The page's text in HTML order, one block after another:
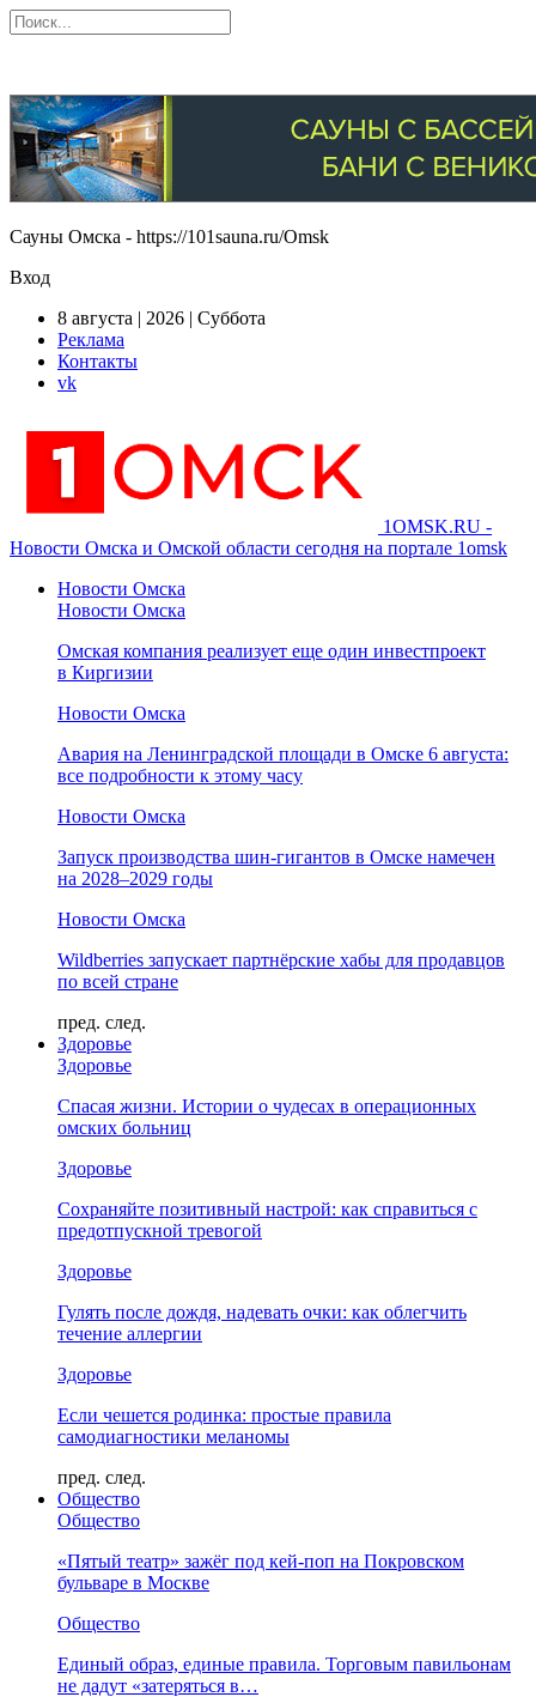
Сауны Омска - https://101sauna.ru/Omsk
Вход
8 августа | 2026 | Суббота
Реклама
Контакты
vk
1OMSK.RU -
Новости Омска и Омской области сегодня на портале 1omsk
Новости Омска
Новости Омска
Омская компания реализует еще один инвестпроект
в Киргизии
Новости Омска
Авария на Ленинградской площади в Омске 6 августа:
все подробности к этому часу
Новости Омска
Запуск производства шин-гигантов в Омске намечен
на 2028–2029 годы
Новости Омска
Wildberries запускает партнёрские хабы для продавцов
по всей стране
пред. след.
Здоровье
Здоровье
Спасая жизни. Истории о чудесах в операционных
омских больниц
Здоровье
Сохраняйте позитивный настрой: как справиться с
предотпускной тревогой
Здоровье
Гулять после дождя, надевать очки: как облегчить
течение аллергии
Здоровье
Если чешется родинка: простые правила
самодиагностики меланомы
пред. след.
Общество
Общество
«Пятый театр» зажёг под кей-поп на Покровском
бульваре в Москве
Общество
Единый образ, единые правила. Торговым павильонам
не дадут «затеряться в…